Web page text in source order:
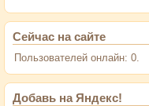
Сейчас на сайте
Пользователей онлайн: 0.
Добавь на Яндекс!